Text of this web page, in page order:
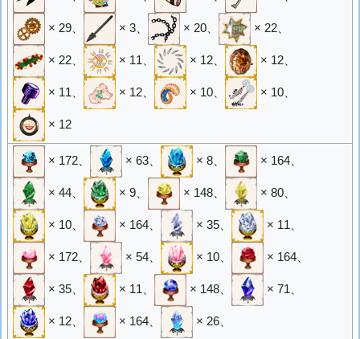
× 29、 × 3、 × 20、 × 22、
× 22、 × 11 × 12、 × 12、
× 11 × 12、 × 10、 × 10、
× 12
× 172、 × 63、 × 8、 × 164、
× 44、 × 9、 × 148、 × 80、
× 10、 × 164、 × 35、 × 11
× 172、 × 54、 × 10、 × 164、
× 35、 × 11 × 148、 × 71
× 12、 × 164、 × 26、